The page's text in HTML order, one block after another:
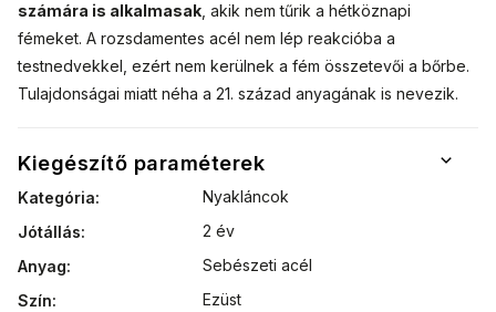
számára is alkalmasak , akik nem tűrik a hétköznapi
fémeket. A rozsdamentes acél nem lép reakcióba a
testnedvekkel, ezért nem kerülnek a fém összetevői a bőrbe.
Tulajdonságai miatt néha a 21. század anyagának is nevezik.
Kiegészítő paraméterek
Kategória:
Nyakláncok
Jótállás:
2 év
Anyag:
Sebészeti acél
Szín:
Ezüst